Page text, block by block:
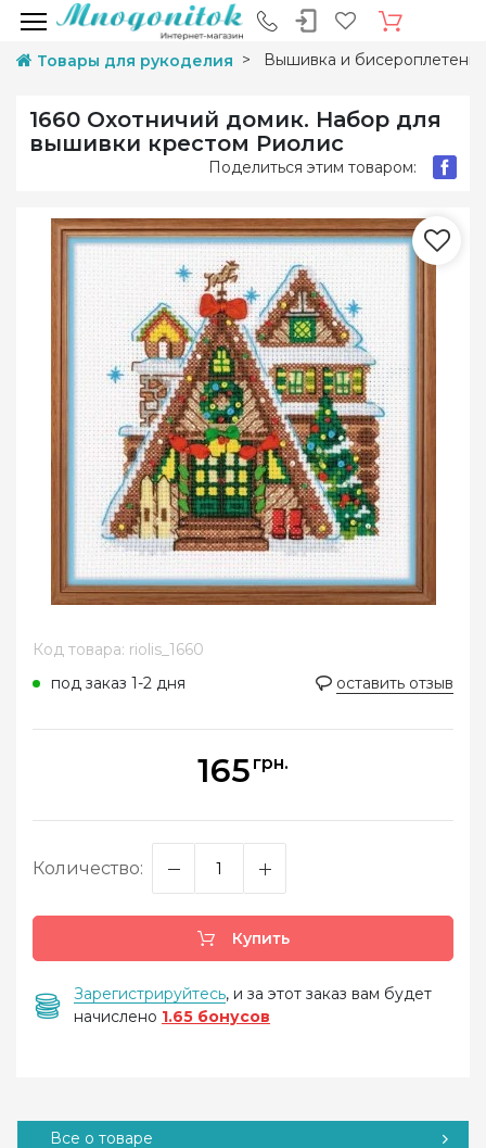
Товары для рукоделия Вышивка и
1660 Охотничий домик. Набор для
вышивки крестом Риолис
Поделиться этим товаром:
Код товара: riolis_1660
под заказ 1-2 дня
оставить отзыв
165 грн.
Количество:
Купить
Зарегистрируйтесь, и за этот заказ вам будет
начислено 1.65 бонусов
Все о товаре